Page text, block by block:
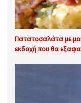
Πατατοσαλάτα με
εκδοχή που θα